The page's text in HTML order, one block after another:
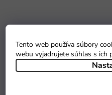
Tento web používa súbory
webu vyjadrujete súhlas s ich